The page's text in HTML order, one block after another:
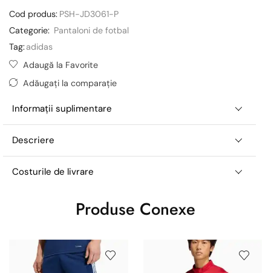
Cod produs: PSH-JD3061-P
Categorie: Pantaloni de fotbal
Tag:adidas
Adaugă la Favorite
Adăugați la comparație
Informații suplimentare
Descriere
Costurile de livrare
Produse Conexe